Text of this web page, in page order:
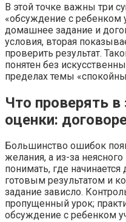
В этой точке важны три
«обсуждение с
домашнее задание и
условия, вторая
проверить результат.
понятен без
пределах темы
Что проверять
оценки:
Большинство ошибок
желания, а из-за
понимать, где начинается
готовым результатом и
задание зависло.
пропущенный урок;
обсуждение с ребенком